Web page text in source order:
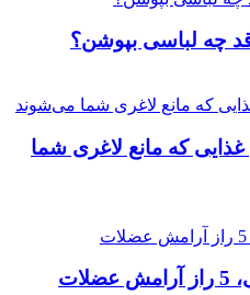
قد چه لباسی بپوشن؟
غذایی که مانع لاغری شما